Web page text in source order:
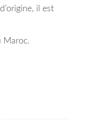
il est
Maroc.